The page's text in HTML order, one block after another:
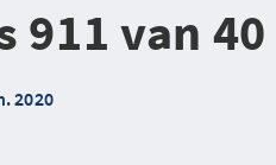
911 van
2020